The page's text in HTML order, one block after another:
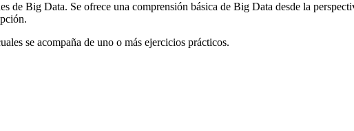
de Big Data. Se ofrece una comprensión básica de Big Data desde la
se acompaña de uno o más ejercicios prácticos.